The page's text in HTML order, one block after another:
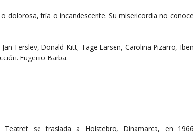
dolorosa, fría o incandescente. Su misericordia no conoce
Ferslev, Donald Kitt, Tage Larsen, Carolina Pizarro, Iben
Eugenio Barba.
se traslada a Holstebro, Dinamarca, en 1966